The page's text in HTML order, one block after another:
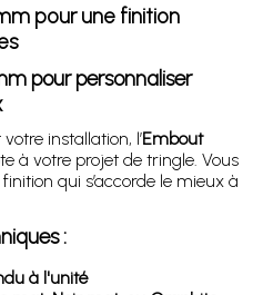
pour une finition
pour personnaliser
installation, l’Embout
à votre projet de tringle. Vous
qui s’accorde le mieux à
:
à l'unité